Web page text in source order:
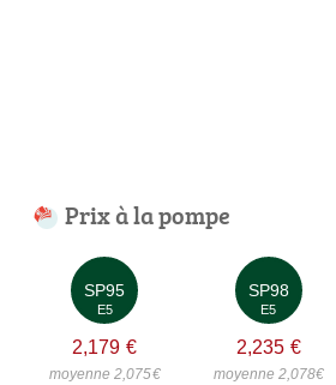
Prix à la pompe
SP95
E5
2,179 €
moyenne 2,075€
SP98
E5
2,235 €
moyenne 2,078€